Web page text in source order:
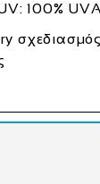
100%